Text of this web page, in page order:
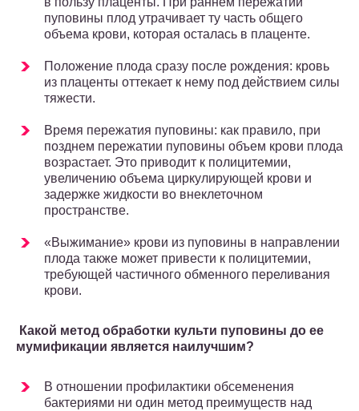
пуповины плод утрачивает ту часть общего
объема крови, которая осталась в плаценте.
Положение плода сразу после рождения: кровь
из плаценты оттекает к нему под действием силы
тяжести.
Время пережатия пуповины: как правило, при
позднем пережатии пупови­ны объем крови плода
возрастает. Это приводит к полицитемии,
увеличе­нию объема циркулирующей крови и
задержке жидкости во внеклеточном
пространстве.
«Выжимание» крови из пуповины в направлении
плода также может при­вести к полицитемии,
требующей частичного обменного переливания
крови.
Какой метод обработки культи пуповины до ее
мумификации является наилучшим?
В отношении профилактики обсеменения
бактериями ни один метод преи­муществ над